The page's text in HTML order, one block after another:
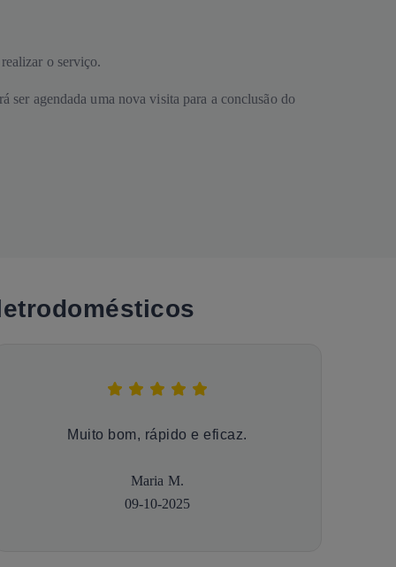
o serviço.
ser agendada uma nova visita para a conclusão do
Muito bom, rápido e eficaz.
Maria M.
09-10-2025